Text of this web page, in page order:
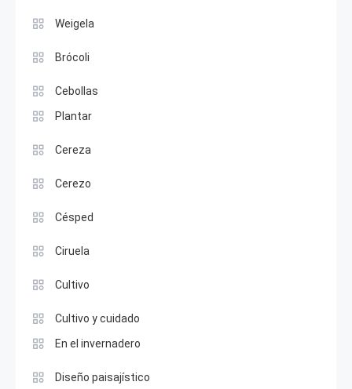
Weigela
Brócoli
Cebollas
Plantar
Cereza
Cerezo
Césped
Ciruela
Cultivo
Cultivo y cuidado
En el invernadero
Diseño paisajístico